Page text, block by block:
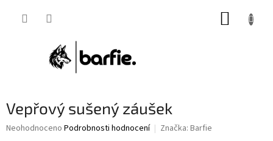
Vepřový sušený záušek
Průměrné
Neohodnoceno Podrobnosti hodnocení Značka: Barfie